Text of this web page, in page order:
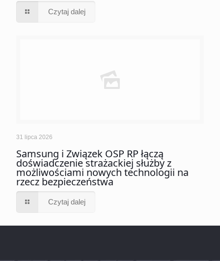
Czytaj dalej
31 lipca 2026
Samsung i Związek OSP RP łączą
doświadczenie strażackiej służby z
możliwościami nowych technologii na
rzecz bezpieczeństwa
Czytaj dalej